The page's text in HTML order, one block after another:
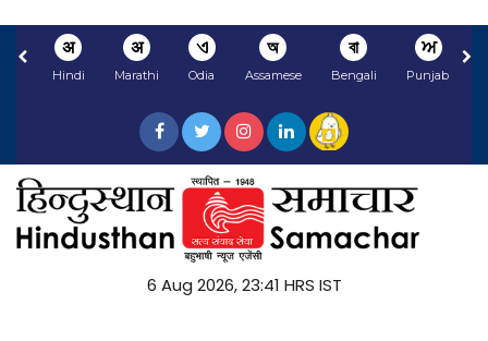
अ
Hindi
अ
Marathi
ଏ
Odia
অ
Assamese
বা
Bengali
ਅ
Punjabi
6 Aug 2026, 23:41 HRS IST